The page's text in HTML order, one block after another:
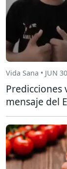
Vida Sana • JUN
mensaje del